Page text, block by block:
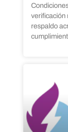
verificación
respaldo